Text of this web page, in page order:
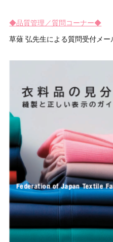
◆品質管理／質問コーナー◆
草薙 弘先生による質問受付メー